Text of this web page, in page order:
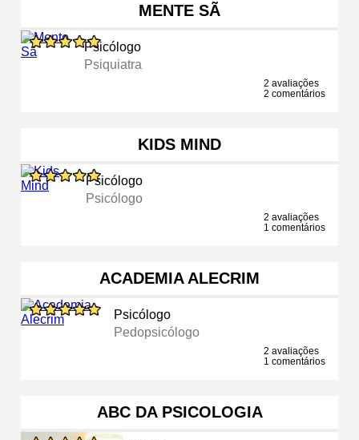
MENTE SÃ
Psicólogo
Psiquiatra
2 avaliações
2 comentários
KIDS MIND
Psicólogo
Psicólogo
2 avaliações
1 comentários
ACADEMIA ALECRIM
Psicólogo
Pedopsicólogo
2 avaliações
1 comentários
ABC DA PSICOLOGIA